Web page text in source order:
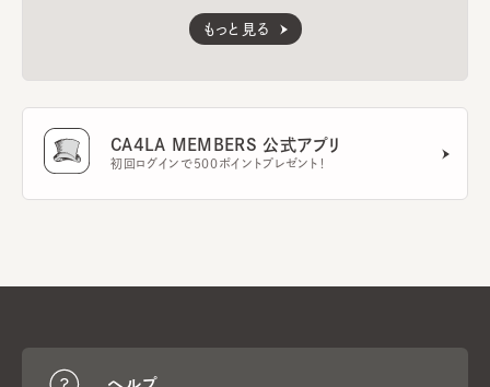
もっと見る
CA4LA MEMBERS 公式アプリ
初回ログインで500ポイントプレゼント！